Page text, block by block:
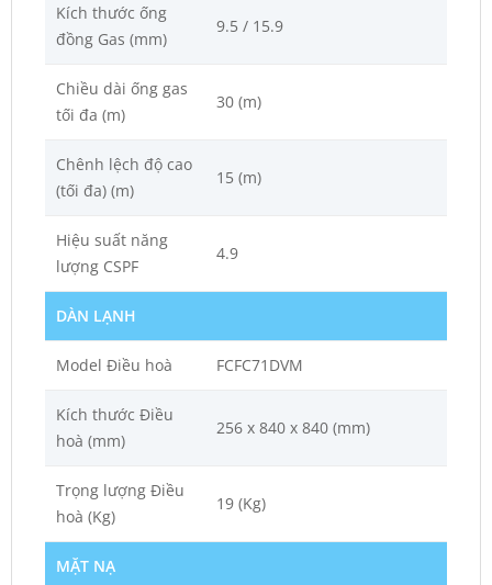
Kích thước ống
đồng Gas (mm)
9.5 / 15.9
Chiều dài ống gas
tối đa (m)
30 (m)
Chênh lệch độ cao
(tối đa) (m)
15 (m)
Hiệu suất năng
lượng CSPF
4.9
DÀN LẠNH
Model Điều hoà FCFC71DVM
Kích thước Điều
hoà (mm)
256 x 840 x 840 (mm)
Trọng lượng Điều
hoà (Kg)
19 (Kg)
MẶT NẠ